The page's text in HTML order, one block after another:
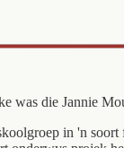
was die Jannie
in 'n